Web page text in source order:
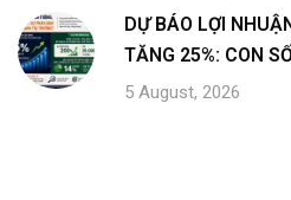
DỰ BÁO LỢI
TĂNG 25%: CON
5 August, 2026